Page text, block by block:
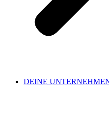
DEINE